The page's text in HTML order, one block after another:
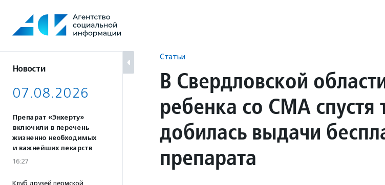
содержанию
Новости
07.08.2026
Препарат «Энхерту»
включили в перечень
жизненно необходимых
и важнейших лекарств
16:27
Клуб друзей пермской
Статьи
В Свердловской
ребенка со СМА спустя
добилась выдачи
препарата